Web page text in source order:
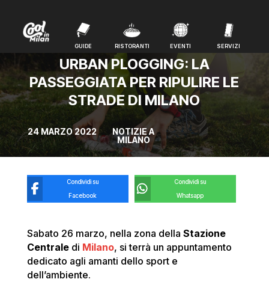
GUIDE RISTORANTI EVENTI SERVIZI
GUIDE RISTORANTI EVENTI SERVIZI
URBAN PLOGGING: LA
PASSEGGIATA PER RIPULIRE LE
STRADE DI MILANO
24 MARZO 2022
NOTIZIE A
MILANO
Condividi su
Facebook
Condividi su
Whatsapp
Sabato 26 marzo, nella zona della Stazione
Centrale di Milano, si terrà un appuntamento
dedicato agli amanti dello sport e
dell’ambiente.